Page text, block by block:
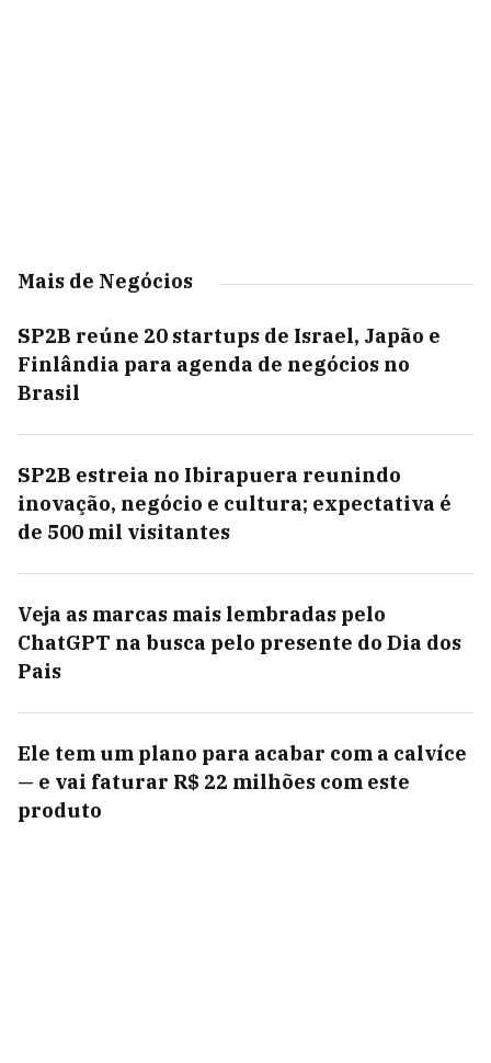
Mais de Negócios
SP2B reúne 20 startups de Israel, Japão e
Finlândia para agenda de negócios no
Brasil
SP2B estreia no Ibirapuera reunindo
inovação, negócio e cultura; expectativa é
de 500 mil visitantes
Veja as marcas mais lembradas pelo
ChatGPT na busca pelo presente do Dia dos
Pais
Ele tem um plano para acabar com a calvíce
— e vai faturar R$ 22 milhões com este
produto